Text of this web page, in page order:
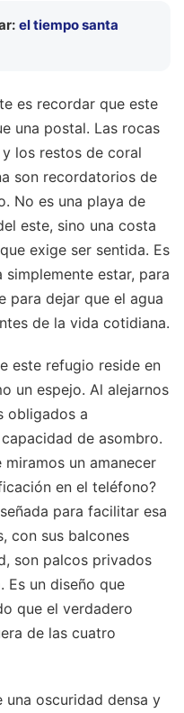
el tiempo santa
es recordar que este
una postal. Las rocas
los restos de coral
son recordatorios de
No es una playa de
este, sino una costa
exige ser sentida. Es
simplemente estar, para
para dejar que el agua
de la vida cotidiana.
este refugio reside en
un espejo. Al alejarnos
obligados a
de asombro.
un amanecer
en el teléfono?
para facilitar esa
con sus balcones
son palcos privados
Es un diseño que
que el verdadero
de las cuatro
una oscuridad densa y